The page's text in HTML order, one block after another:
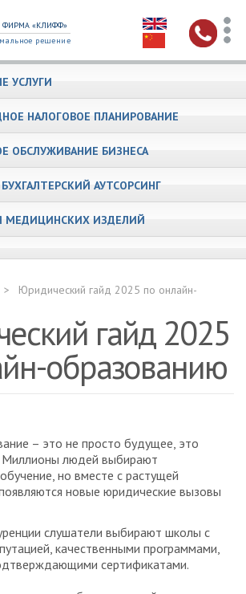
«КЛИФФ»
решение
УСЛУГИ
НАЛОГОВОЕ ПЛАНИРОВАНИЕ
ОБСЛУЖИВАНИЕ БИЗНЕСА
АУТСОРСИНГ
МЕДИЦИНСКИХ ИЗДЕЛИЙ
Юридический гайд 2025 по онлайн-
гайд 2025
образованию
– это не просто будущее, это
людей выбирают
но вместе с растущей
новые юридические вызовы
слушатели выбирают школы с
качественными программами,
сертификатами.